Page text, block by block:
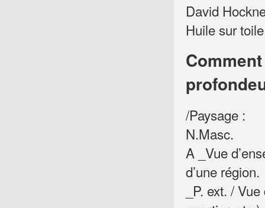
David
Huile sur
/Paysage :
N.Masc.
A _Vue
d’une région.
_P. ext. /